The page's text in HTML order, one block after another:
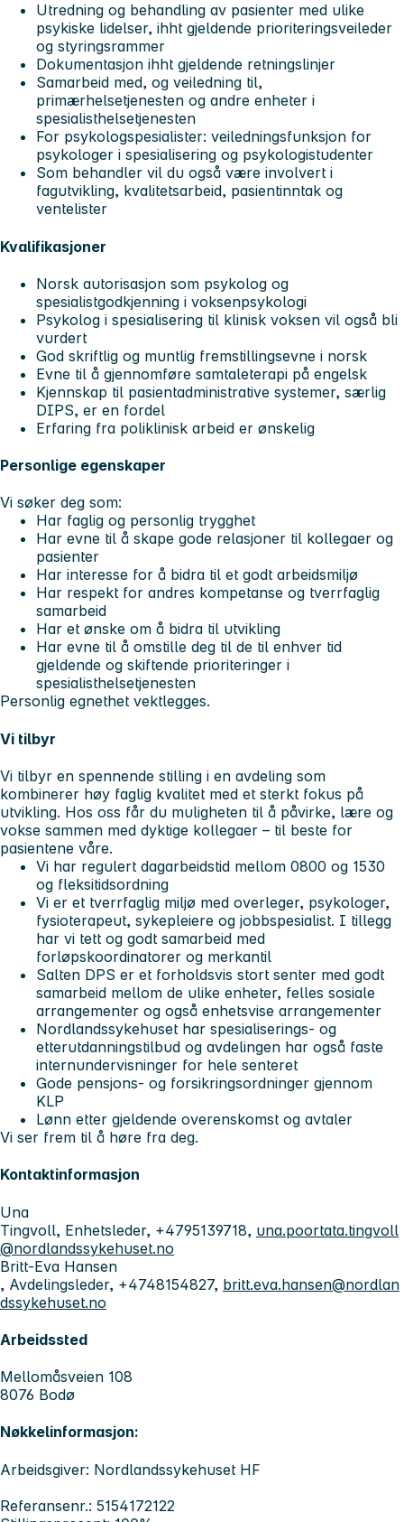
Utredning og behandling av pasienter med ulike
psykiske lidelser, ihht gjeldende prioriteringsveileder
og styringsrammer
Dokumentasjon ihht gjeldende retningslinjer
Samarbeid med, og veiledning til,
primærhelsetjenesten og andre enheter i
spesialisthelsetjenesten
For psykologspesialister: veiledningsfunksjon for
psykologer i spesialisering og psykologistudenter
Som behandler vil du også være involvert i
fagutvikling, kvalitetsarbeid, pasientinntak og
ventelister
Kvalifikasjoner
Norsk autorisasjon som psykolog og
spesialistgodkjenning i voksenpsykologi
Psykolog i spesialisering til klinisk voksen vil også bli
vurdert
God skriftlig og muntlig fremstillingsevne i norsk
Evne til å gjennomføre samtaleterapi på engelsk
Kjennskap til pasientadministrative systemer, særlig
DIPS, er en fordel
Erfaring fra poliklinisk arbeid er ønskelig
Personlige egenskaper
Vi søker deg som:
Har faglig og personlig trygghet
Har evne til å skape gode relasjoner til kollegaer og
pasienter
Har interesse for å bidra til et godt arbeidsmiljø
Har respekt for andres kompetanse og tverrfaglig
samarbeid
Har et ønske om å bidra til utvikling
Har evne til å omstille deg til de til enhver tid
gjeldende og skiftende prioriteringer i
spesialisthelsetjenesten
Personlig egnethet vektlegges.
Vi tilbyr
Vi tilbyr en spennende stilling i en avdeling som
kombinerer høy faglig kvalitet med et sterkt fokus på
utvikling. Hos oss får du muligheten til å påvirke, lære og
vokse sammen med dyktige kollegaer – til beste for
pasientene våre.
Vi har regulert dagarbeidstid mellom 0800 og 1530
og fleksitidsordning
Vi er et tverrfaglig miljø med overleger, psykologer,
fysioterapeut, sykepleiere og jobbspesialist. I tillegg
har vi tett og godt samarbeid med
forløpskoordinatorer og merkantil
Salten DPS er et forholdsvis stort senter med godt
samarbeid mellom de ulike enheter, felles sosiale
arrangementer og også enhetsvise arrangementer
Nordlandssykehuset har spesialiserings- og
etterutdanningstilbud og avdelingen har også faste
internundervisninger for hele senteret
Gode pensjons- og forsikringsordninger gjennom
KLP
Lønn etter gjeldende overenskomst og avtaler
Vi ser frem til å høre fra deg.
Kontaktinformasjon
Una
Tingvoll, Enhetsleder, +4795139718, una.poortata.tingvoll
@nordlandssykehuset.no
Britt-Eva Hansen
, Avdelingsleder, +4748154827, britt.eva.hansen@nordlan
dssykehuset.no
Arbeidssted
Mellomåsveien 108
8076 Bodø
Nøkkelinformasjon:
Arbeidsgiver: Nordlandssykehuset HF
Referansenr.: 5154172122